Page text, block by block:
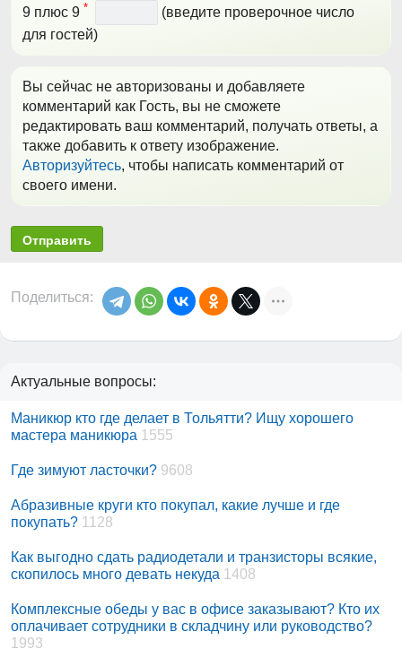
9 плюс 9 *
(введите проверочное число
для гостей)
Вы сейчас не авторизованы и добавляете
комментарий как Гость, вы не сможете
редактировать ваш комментарий, получать ответы, а
также добавить к ответу изображение.
Авторизуйтесь, чтобы написать комментарий от
своего имени.
Отправить
Поделиться:
Актуальные вопросы:
Маникюр кто где делает в Тольятти? Ищу хорошего
мастера маникюра 1555
Где зимуют ласточки? 9608
Абразивные круги кто покупал, какие лучше и где
покупать? 1128
Как выгодно сдать радиодетали и транзисторы всякие,
скопилось много девать некуда 1408
Комплексные обеды у вас в офисе заказывают? Кто их
оплачивает сотрудники в складчину или руководство?
1993